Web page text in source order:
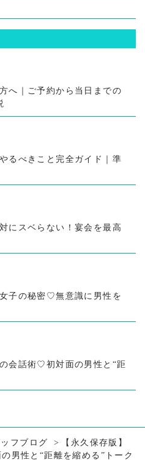
へ｜ご予約から当日までの
るべきこと完全ガイド｜準
にスベらない！宴会を最高
子の秘密♡無意識に男性を
会話術♡初対面の男性と“距
フブログ
【永久保存版】
男性と“距離を縮める”トーク